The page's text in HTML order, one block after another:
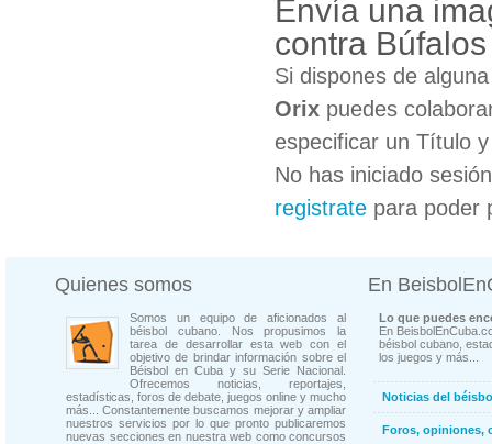
Envía una
contra
Si dispones de
Orix puedes
especificar un Título
No has iniciado
registrate para poder
Quienes somos
Somos un equipo de aficionados al
béisbol cubano. Nos propusimos la
tarea de desarrollar esta web con el
objetivo de brindar información sobre el
Béisbol en Cuba y su Serie Nacional.
Ofrecemos noticias, reportajes,
estadísticas, foros de debate, juegos online y mucho
más... Constantemente buscamos mejorar y ampliar
nuestros servicios por lo que pronto publicaremos
nuevas secciones en nuestra web como concursos
En
Lo que puedes
En
béisbol cubano,
los juegos y más...
Noticias del
Foros, opiniones,